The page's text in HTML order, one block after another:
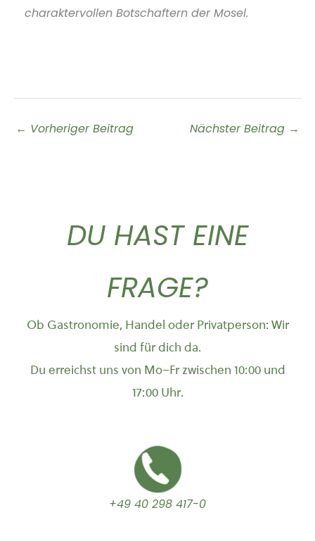
charaktervollen Botschaftern der Mosel.
← Vorheriger Beitrag Nächster Beitrag →
DU HAST EINE
FRAGE?
Ob Gastronomie, Handel oder Privatperson: Wir
sind für dich da.
Du erreichst uns von Mo–Fr zwischen 10:00 und
17:00 Uhr.
+49 40 298 417-0